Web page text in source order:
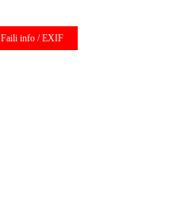
Faili info / EXIF